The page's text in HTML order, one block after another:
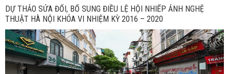
DỰ THẢO SỬA ĐỔI, BỔ SUNG ĐIỀU LỆ HỘI NHIẾP ẢNH NGHỆ
THUẬT HÀ NỘI KHÓA VI NHIỆM KỲ 2016 – 2020